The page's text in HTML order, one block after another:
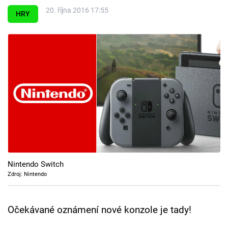
Témata
Filmy
Hry
Cool Esport
Sledujte prima+
Přihlášení
HRY 20. října 2016 17:55
Nintendo Switch
Zdroj: Nintendo
Očekávané oznámení nové konzole je tady!